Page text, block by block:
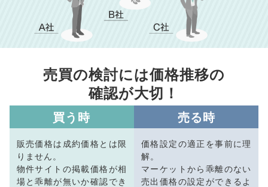
売買の検討には価格推移の
確認が大切！
買う時
販売価格は成約価格とは限
りません。
物件サイトの掲載価格が相
場と乖離が無いか確認でき
売る時
価格設定の適正を事前に理
解。
マーケットから乖離のない
売出価格の設定ができるよ